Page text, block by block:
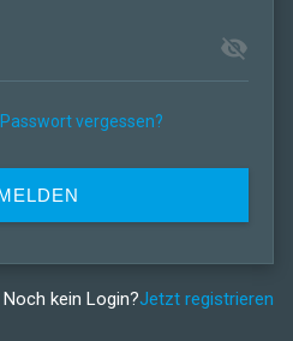
visibility_off
Passwort vergessen?
Noch kein Login?Jetzt registrieren